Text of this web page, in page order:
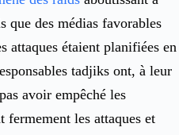
que des médias favorables
attaques étaient planifiées en
tadjiks ont, à leur
avoir empêché les
fermement les attaques et